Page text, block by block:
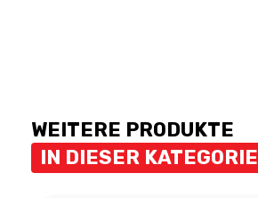
WEITERE PRODUKTE
IN DIESER KATEGORIE